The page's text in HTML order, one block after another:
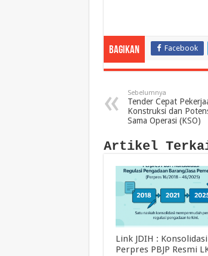
Bagikan Facebook
Sebelumnya
Tender Cepat
Konstruksi dan
Sama Operasi (KSO)
Artikel
Link JDIH : Konsolidasi
Perpres PBJP Resmi